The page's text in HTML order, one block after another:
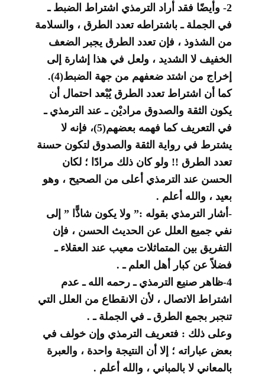
2- وأيضًا فقد أراد الترمذي اشتراط الضبط ـ
في الجملة ـ باشتراطه تعدد الطرق ، والسلامة
من الشذوذ ، فإن تعدد الطرق يجبر الضعف
الخفيف لا الشديد ، ولعل في هذا إشارة إلى
إخراج من اشتد ضعفهم من جهة الضبط(4).
كما أن اشتراط تعدد الطرق يُبْعد احتمال أن
يكون الثقة والصدوق مراديْن ـ عند الترمذي ـ
في التعريف كما فهمه بعضهم(5)، فإنه لا
يشترط في رواية الثقة والصدوق لتكون حسنة
تعدد الطرق !! ولو كان ذلك مرادًا ؛ لكان
الحسن عند الترمذي أعلى من الصحيح ، وهو
بعيد ، والله أعلم .
-أشار الترمذي بقوله :” ولا يكون شاذًّا ” إلى
نفي جميع العلل عن الحديث الحسن ، فإن
التفريق بين المتماثلات معيب عند العقلاء ـ
فضلاً عن كبار أهل العلم ـ .
4-ظاهر صنيع الترمذي ـ رحمه الله ـ عدم
اشتراط الاتصال ، لأن الانقطاع من العلل التي
تنجبر بجمع الطرق ـ في الجملة ـ .
وعلى ذلك : فتعريف الترمذي وإن خولف في
بعض عباراته ؛ إلا أن النتيجة واحدة ، والعبرة
بالمعاني لا بالمباني ، والله أعلم .